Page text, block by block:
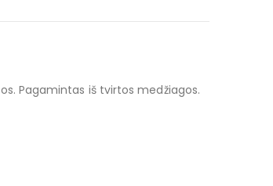
Pagamintas iš tvirtos medžiagos.